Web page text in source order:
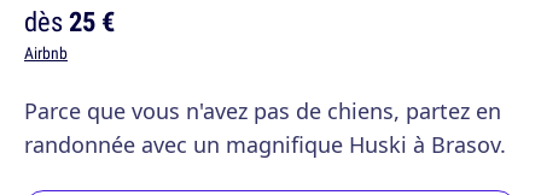
dès25 €
Airbnb
Parce que vous n'avez pas de chiens, partez en
randonnée avec un magnifique Huski à Brasov.